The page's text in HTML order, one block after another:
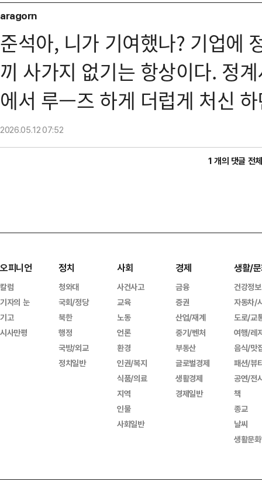
aragorn
준석아, 니가 기여했나? 기업에
끼 사가지 없기는 항상이다. 정
에서 루ㅡ즈 하게 더럽게 처신
2026.05.1207:52
1 개의 댓글 전
오피니언
칼럼
기자의 눈
기고
시사만평
정치
청와대
국회/정당
북한
행정
국방/외교
정치일반
사회
사건사고
교육
노동
언론
환경
인권/복지
식품/의료
지역
인물
사회일반
경제
금융
증권
산업/재계
중기/벤처
부동산
글로벌경제
생활경제
경제일반
생활/
건강정보
자동차/
도로/교
여행/레
음식/맛
패션/뷰
공연/전
책
종교
날씨
생활문